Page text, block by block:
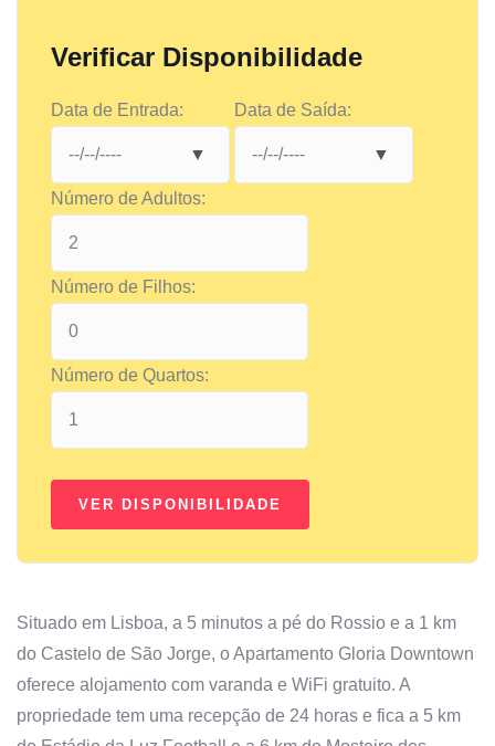
Verificar Disponibilidade
Data de Entrada: Data de Saída:
Número de Adultos:
Número de Filhos:
Número de Quartos:
Situado em Lisboa, a 5 minutos a pé do Rossio e a 1 km
do Castelo de São Jorge, o Apartamento Gloria Downtown
oferece alojamento com varanda e WiFi gratuito. A
propriedade tem uma recepção de 24 horas e fica a 5 km